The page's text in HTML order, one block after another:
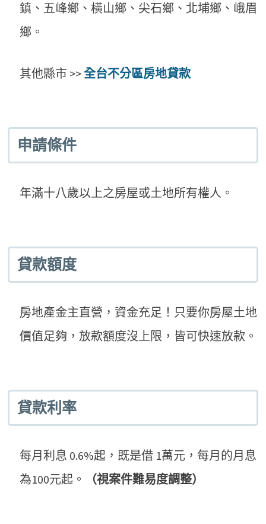
鎮、五峰鄉、橫山鄉、尖石鄉、北埔鄉、峨眉
鄉。
其他縣市 >>全台不分區房地貸款
申請條件
年滿十八歲以上之房屋或土地所有權人。
貸款額度
房地產金主直營，資金充足！只要你房屋土地
價值足夠，放款額度沒上限，皆可快速放款。
貸款利率
每月利息 0.6%起，既是借 1萬元，每月的月息
為100元起。
（視案件難易度調整）